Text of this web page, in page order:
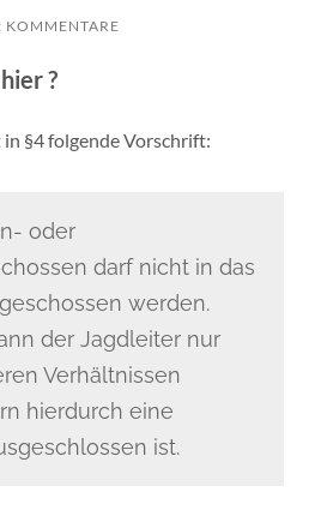
KOMMENTARE
?
in §4 folgende Vorschrift:
oder
darf nicht in das
werden.
der Jagdleiter nur
Verhältnissen
hierdurch eine
ist.